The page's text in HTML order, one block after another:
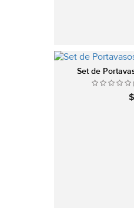
Set de
$